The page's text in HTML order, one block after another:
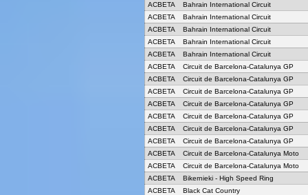
ACBETA
Bahrain International Circuit
ACBETA
Bahrain International Circuit
ACBETA
Bahrain International Circuit
ACBETA
Bahrain International Circuit
ACBETA
Bahrain International Circuit
ACBETA
Circuit de Barcelona-Catalunya GP
ACBETA
Circuit de Barcelona-Catalunya GP
ACBETA
Circuit de Barcelona-Catalunya GP
ACBETA
Circuit de Barcelona-Catalunya GP
ACBETA
Circuit de Barcelona-Catalunya GP
ACBETA
Circuit de Barcelona-Catalunya GP
ACBETA
Circuit de Barcelona-Catalunya GP
ACBETA
Circuit de Barcelona-Catalunya Moto
ACBETA
Circuit de Barcelona-Catalunya Moto
ACBETA
Bikernieki - High Speed Ring
ACBETA
Black Cat Country